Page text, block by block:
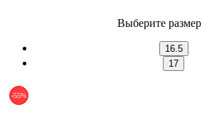
Выберите размер
16.5
17
-55%